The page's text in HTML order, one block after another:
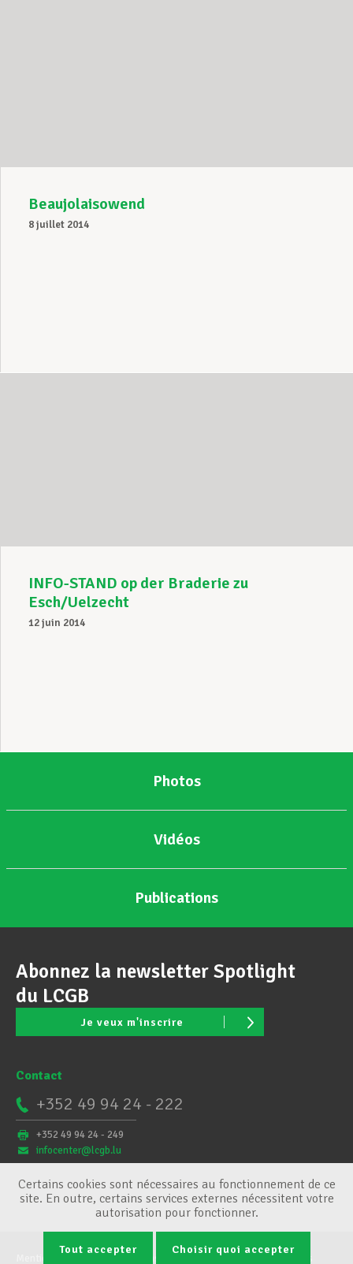
Beaujolaisowend
8 juillet 2014
INFO-STAND op der Braderie zu
Esch/Uelzecht
12 juin 2014
Photos
Vidéos
Publications
Abonnez la newsletter Spotlight
du LCGB
Je veux m'inscrire
Contact
+352 49 94 24 - 222
+352 49 94 24 - 249
infocenter@lcgb.lu
Conditions générales Gestion des cookies
Certains cookies sont nécessaires au fonctionnement de ce
site. En outre, certains services externes nécessitent votre
autorisation pour fonctionner.
Tout accepter Choisir quoi accepter